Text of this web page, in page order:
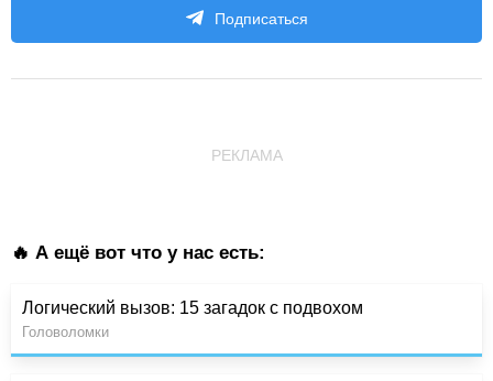
Подписаться
РЕКЛАМА
🔥 А ещё вот что у нас есть:
Логический вызов: 15 загадок с подвохом
Головоломки